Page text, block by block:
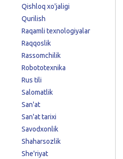
Qishloq xo'jaligi
Qurilish
Raqamli texnologiyalar
Raqqoslik
Rassomchilik
Robototexnika
Rus tili
Salomatlik
San'at
San'at tarixi
Savodxonlik
Shaharsozlik
She'riyat